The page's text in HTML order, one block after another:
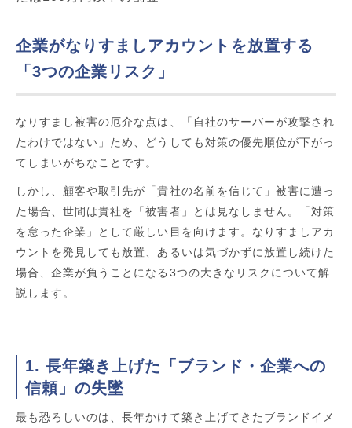
企業がなりすましアカウントを放置する
「3つの企業リスク」
なりすまし被害の厄介な点は、「自社のサーバーが攻撃され
たわけではない」ため、どうしても対策の優先順位が下がっ
てしまいがちなことです。
しかし、顧客や取引先が「貴社の名前を信じて」被害に遭っ
た場合、世間は貴社を「被害者」とは見なしません。「対策
を怠った企業」として厳しい目を向けます。なりすましアカ
ウントを発見しても放置、あるいは気づかずに放置し続けた
場合、企業が負うことになる3つの大きなリスクについて解
説します。
1. 長年築き上げた「ブランド・企業への
信頼」の失墜
最も恐ろしいのは、長年かけて築き上げてきたブランドイメ